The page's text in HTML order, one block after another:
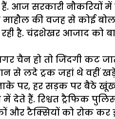
आज सरकारी
की वजह से कोई बोल
है. चंद्रशेखर आजाद को
चैन हो तो जिंदगी कट
से लदे ट्रक जहां थे वहीं
नाके पर, हर सड़क पर बैठे
देते हैं. रिश्वत ट्रैफिक
टैक्सियों को रोक कर